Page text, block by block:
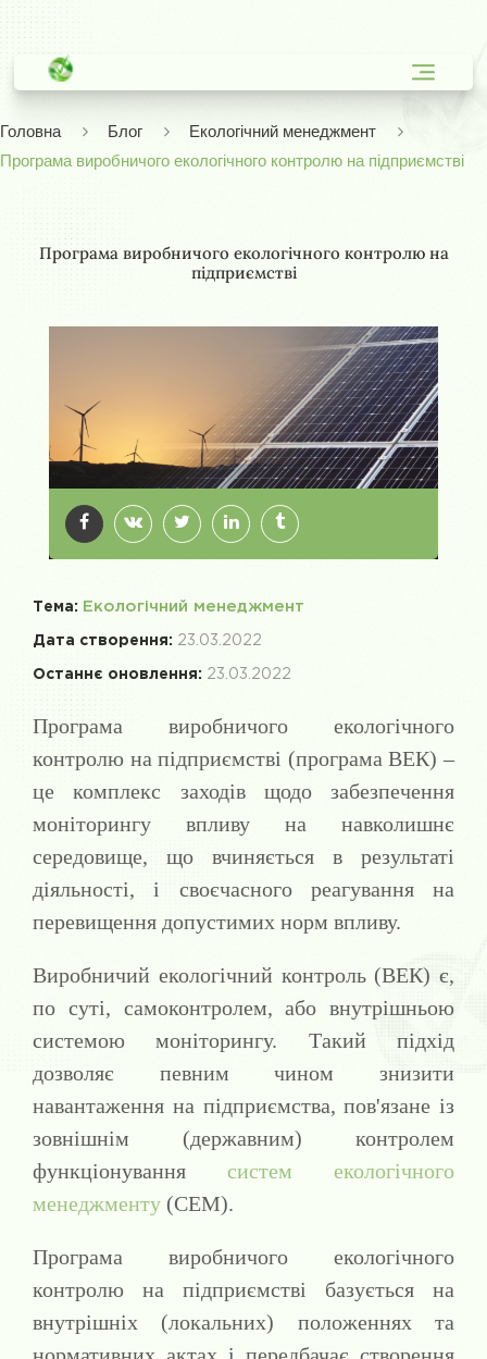
Головна Блог
Екологічний менеджмент
Програма виробничого екологічного контролю на підприємстві
Програма виробничого екологічного контролю на
підприємстві
Тема: Екологічний менеджмент
Дата створення: 23.03.2022
Останнє оновлення: 23.03.2022
Програма виробничого екологічного
контролю на підприємстві (програма ВЕК) –
це комплекс заходів щодо забезпечення
моніторингу впливу на навколишнє
середовище, що вчиняється в результаті
діяльності, і своєчасного реагування на
перевищення допустимих норм впливу.
Виробничий екологічний контроль (ВЕК) є,
по суті, самоконтролем, або внутрішньою
системою моніторингу. Такий підхід
дозволяє певним чином знизити
навантаження на підприємства, пов'язане із
зовнішнім (державним) контролем
функціонування систем екологічного
менеджменту (СЕМ).
Програма виробничого екологічного
контролю на підприємстві базується на
внутрішніх (локальних) положеннях та
нормативних актах і передбачає створення